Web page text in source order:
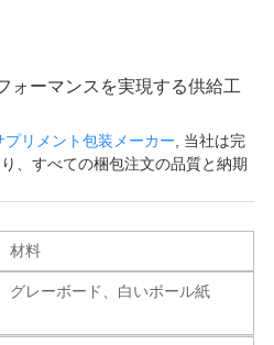
ォーマンスを実現する供給工
プリメント包装メーカー , 当社は完
、すべての梱包注文の品質と納期
材料
グレーボード、白いボール紙